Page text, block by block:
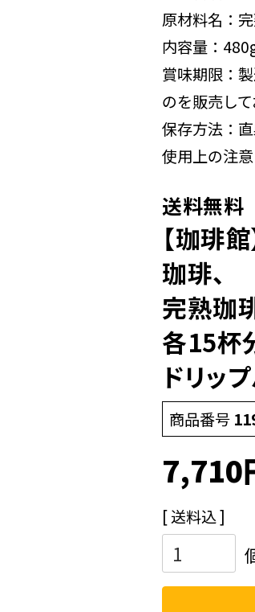
原材料名：
内容量：
賞味期限：
のを販売して
保存方法：
使用上の注
送料無料
【珈琲
珈琲、
完熟珈
各15
ドリッ
商品番号
7,710
送料込